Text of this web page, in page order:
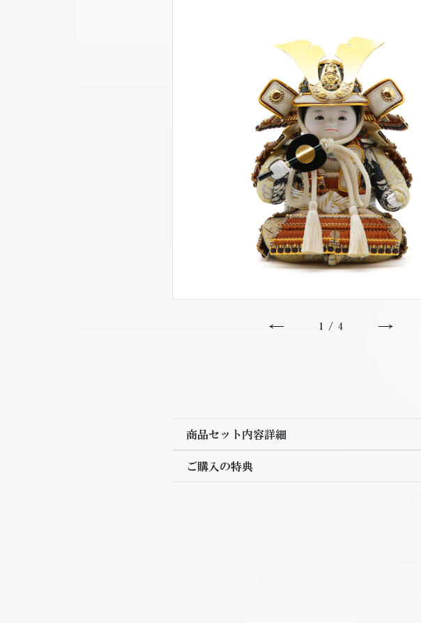
1 / 4
商品セット内容詳細
ご購入の特典